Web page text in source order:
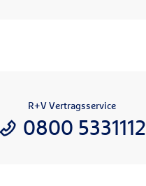
R+V Vertragsservice
0800 5331112